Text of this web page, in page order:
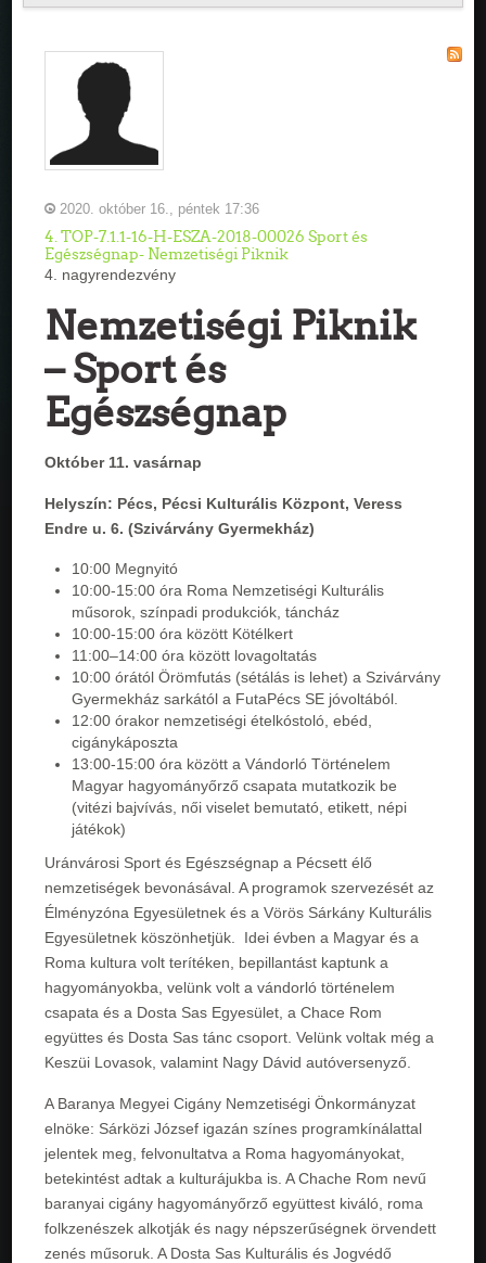
2020. október 16., péntek 17:36
4. TOP-7.1.1-16-H-ESZA-2018-00026 Sport és
Egészségnap- Nemzetiségi Piknik
4. nagyrendezvény
Nemzetiségi Piknik
– Sport és
Egészségnap
Október 11. vasárnap
Helyszín: Pécs, Pécsi Kulturális Központ, Veress
Endre u. 6. (Szivárvány Gyermekház)
10:00 Megnyitó
10:00-15:00 óra Roma Nemzetiségi Kulturális
műsorok, színpadi produkciók, táncház
10:00-15:00 óra között Kötélkert
11:00–14:00 óra között lovagoltatás
10:00 órától Örömfutás (sétálás is lehet) a Szivárvány
Gyermekház sarkától a FutaPécs SE jóvoltából.
12:00 órakor nemzetiségi ételkóstoló, ebéd,
cigánykáposzta
13:00-15:00 óra között a Vándorló Történelem
Magyar hagyományőrző csapata mutatkozik be
(vitézi bajvívás, női viselet bemutató, etikett, népi
játékok)
Uránvárosi Sport és Egészségnap a Pécsett élő
nemzetiségek bevonásával. A programok szervezését az
Élményzóna Egyesületnek és a Vörös Sárkány Kulturális
Egyesületnek köszönhetjük. Idei évben a Magyar és a
Roma kultura volt terítéken, bepillantást kaptunk a
hagyományokba, velünk volt a vándorló történelem
csapata és a Dosta Sas Egyesület, a Chace Rom
együttes és Dosta Sas tánc csoport. Velünk voltak még a
Keszüi Lovasok, valamint Nagy Dávid autóversenyző.
A Baranya Megyei Cigány Nemzetiségi Önkormányzat
elnöke: Sárközi József igazán színes programkínálattal
jelentek meg, felvonultatva a Roma hagyományokat,
betekintést adtak a kulturájukba is. A Chache Rom nevű
baranyai cigány hagyományőrző együttest kiváló, roma
folkzenészek alkotják és nagy népszerűségnek örvendett
zenés műsoruk. A Dosta Sas Kulturális és Jogvédő